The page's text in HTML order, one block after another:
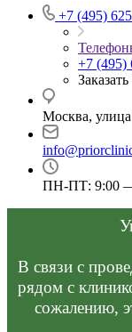
+7 (495)
+7 (495)
Москва,
ПН-ПТ: 9:00
В связи с
рядом с
сожалению,